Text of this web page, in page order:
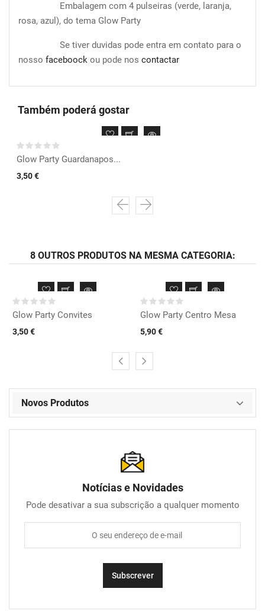
Embalagem com 4 pulseiras (verde, laranja,
rosa, azul), do tema Glow Party
Se tiver duvidas pode entra em contato para o
nosso faceboock ou pode nos contactar
Também poderá gostar
Glow Party Guardanapos...
3,50 €
8 OUTROS PRODUTOS NA MESMA CATEGORIA:
Glow Party Convites
3,50 €
Glow Party Centro Mesa
5,90 €
Novos Produtos
Notícias e Novidades
Pode desativar a sua subscrição a qualquer momento